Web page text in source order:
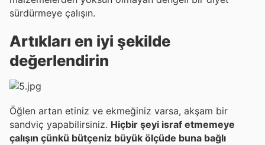
sürdürmeye çalışın.
Artıkları en iyi şekilde
değerlendirin
Öğlen artan etiniz ve ekmeğiniz varsa, akşam bir
sandviç yapabilirsiniz. Hiçbir şeyi israf etmemeye
çalışın çünkü bütçeniz büyük ölçüde buna bağlı